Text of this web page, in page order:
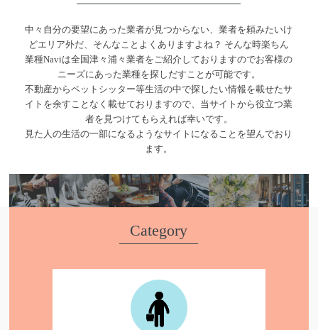
中々自分の要望にあった業者が見つからない、業者を頼みたいけ
どエリア外だ、そんなことよくありますよね？ そんな時楽ちん
業種Naviは全国津々浦々業者をご紹介しておりますのでお客様の
ニーズにあった業種を探しだすことが可能です。
不動産からペットシッター等生活の中で探したい情報を載せたサ
イトを余すことなく載せておりますので、当サイトから役立つ業
者を見つけてもらえれば幸いです。
見た人の生活の一部になるようなサイトになることを望んでおり
ます。
Category